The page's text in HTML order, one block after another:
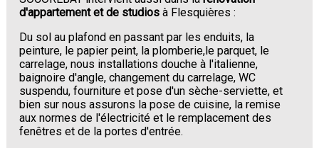
d'appartement et de studios à Flesquières :
Du sol au plafond en passant par les enduits, la
peinture, le papier peint, la plomberie,le parquet, le
carrelage, nous installations douche à l'italienne,
baignoire d'angle, changement du carrelage, WC
suspendu, fourniture et pose d'un sèche-serviette, et
bien sur nous assurons la pose de cuisine, la remise
aux normes de l'électricité et le remplacement des
fenêtres et de la portes d'entrée.